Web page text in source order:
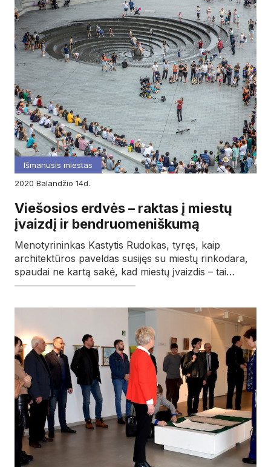
Išmanusis miestas
2020
balandžio 14d.
Viešosios erdvės – raktas į miestų
įvaizdį ir bendruomeniškumą
Menotyrininkas Kastytis Rudokas, tyręs, kaip
architektūros paveldas susijęs su miestų rinkodara,
spaudai ne kartą sakė, kad miestų įvaizdis – tai…